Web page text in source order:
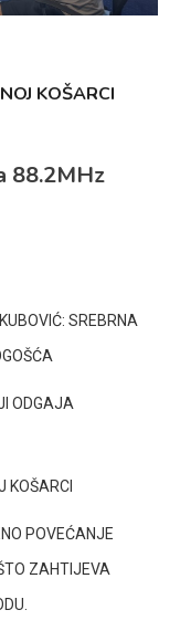
KOŠARCI
88.2MHz
SREBRNA
ODGAJA
KOŠARCI
POVEĆANJE
ZAHTIJEVA